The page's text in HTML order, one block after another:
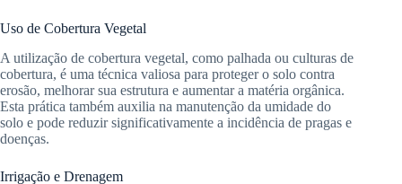
Uso de Cobertura Vegetal
A utilização de cobertura vegetal, como palhada ou culturas de
cobertura, é uma técnica valiosa para proteger o solo contra
erosão, melhorar sua estrutura e aumentar a matéria orgânica.
Esta prática também auxilia na manutenção da umidade do
solo e pode reduzir significativamente a incidência de pragas e
doenças.
Irrigação e Drenagem